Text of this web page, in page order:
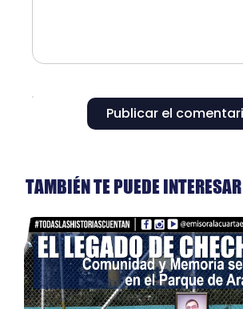
Publicar el
TAMBIÉN TE PUEDE INTERESAR